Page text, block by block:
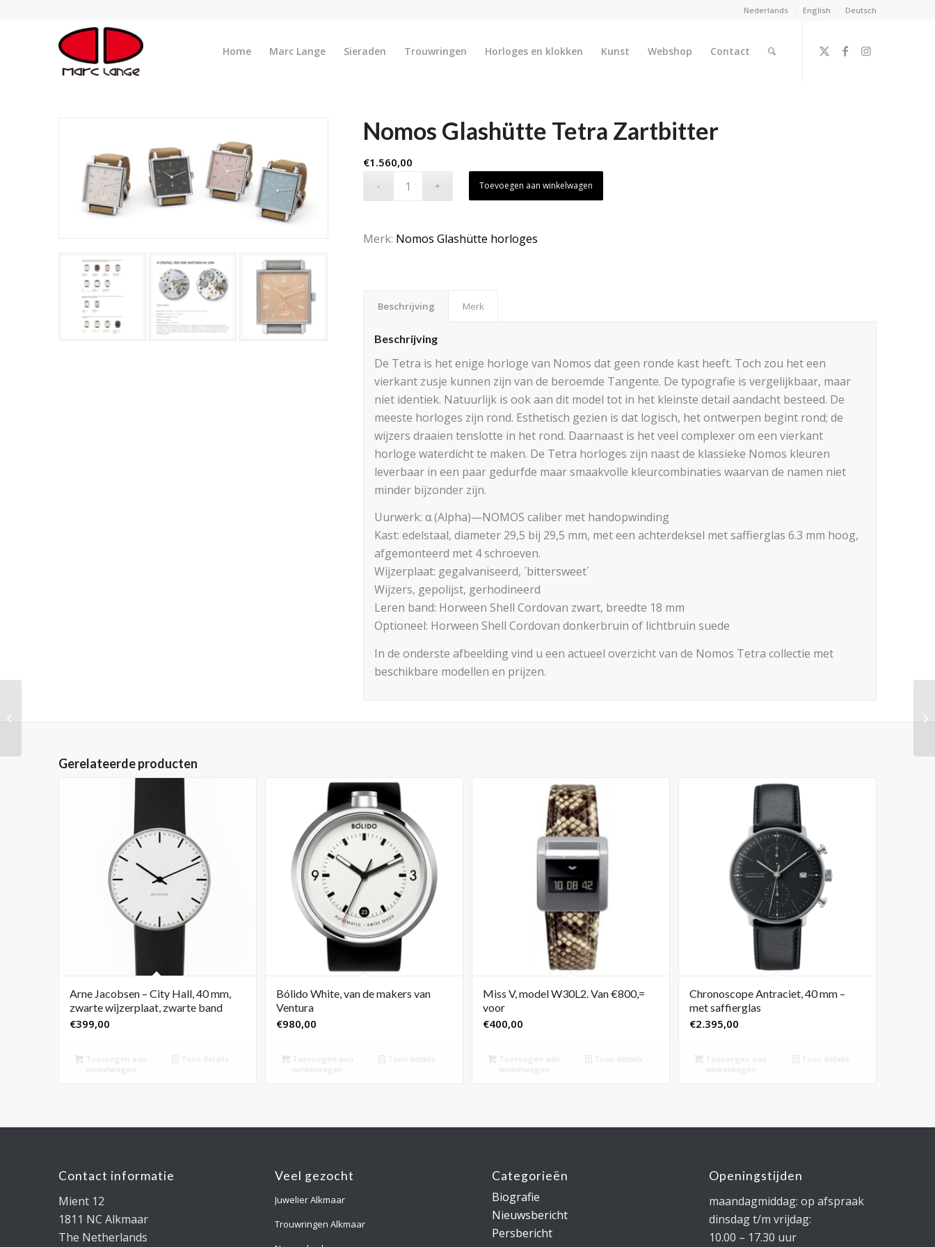
Nederlands English Deutsch
Home Marc Lange Sieraden Trouwringen Horloges en klokken Kunst Webshop Contact
Nomos Glashütte Tetra Zartbitter
€1.560,00
Toevoegen aan winkelwagen
Merk: Nomos Glashütte horloges
Beschrijving Merk
Beschrijving
De Tetra is het enige horloge van Nomos dat geen ronde kast heeft. Toch zou het een
vierkant zusje kunnen zijn van de beroemde Tangente. De typografie is vergelijkbaar, maar
niet identiek. Natuurlijk is ook aan dit model tot in het kleinste detail aandacht besteed. De
meeste horloges zijn rond. Esthetisch gezien is dat logisch, het ontwerpen begint rond; de
wijzers draaien tenslotte in het rond. Daarnaast is het veel complexer om een vierkant
horloge waterdicht te maken. De Tetra horloges zijn naast de klassieke Nomos kleuren
leverbaar in een paar gedurfde maar smaakvolle kleurcombinaties waarvan de namen niet
minder bijzonder zijn.
Uurwerk: α (Alpha)—NOMOS caliber met handopwinding
Kast: edelstaal, diameter 29,5 bij 29,5 mm, met een achterdeksel met saffierglas 6.3 mm hoog,
afgemonteerd met 4 schroeven.
Wijzerplaat: gegalvaniseerd, ´bittersweet´
Wijzers, gepolijst, gerhodineerd
Leren band: Horween Shell Cordovan zwart, breedte 18 mm
Optioneel: Horween Shell Cordovan donkerbruin of lichtbruin suede
In de onderste afbeelding vind u een actueel overzicht van de Nomos Tetra collectie met
beschikbare modellen en prijzen.
Gerelateerde producten
Arne Jacobsen – City Hall, 40 mm,
zwarte wijzerplaat, zwarte band
€399,00
Toevoegen aan
winkelwagen
Toon details
Bólido White, van de makers van
Ventura
€980,00
Toevoegen aan
winkelwagen
Toon details
Miss V, model W30L2. Van €800,=
voor
€400,00
Toevoegen aan
winkelwagen
Toon details
Chronoscope Antraciet, 40 mm –
met saffierglas
€2.395,00
Toevoegen aan
winkelwagen
Toon details
Contact informatie
Mient 12
1811 NC Alkmaar
The Netherlands
Veel gezocht
Juwelier Alkmaar
Trouwringen Alkmaar
Categorieën
Biografie
Nieuwsbericht
Persbericht
Openingstijden
maandagmiddag: op afspraak
dinsdag t/m vrijdag:
10.00 – 17.30 uur